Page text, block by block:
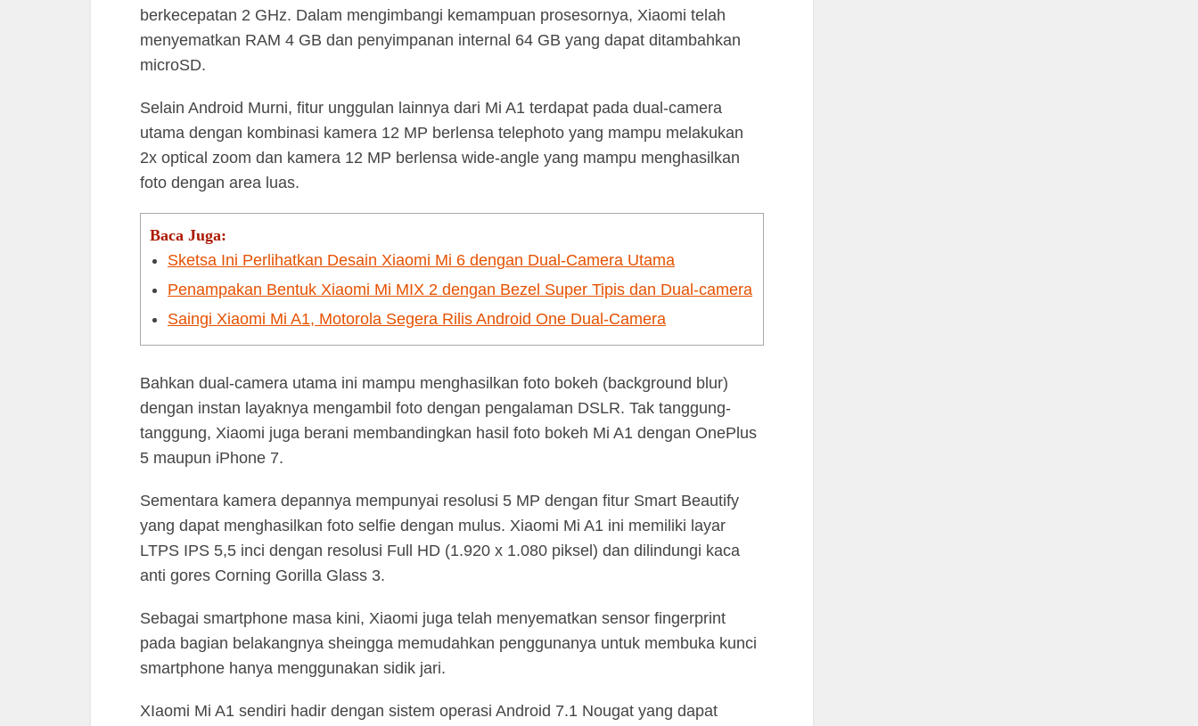
berkecepatan 2 GHz. Dalam mengimbangi kemampuan prosesornya, Xiaomi telah
menyematkan RAM 4 GB dan penyimpanan internal 64 GB yang dapat ditambahkan
microSD.
Selain Android Murni, fitur unggulan lainnya dari Mi A1 terdapat pada dual-camera
utama dengan kombinasi kamera 12 MP berlensa telephoto yang mampu melakukan
2x optical zoom dan kamera 12 MP berlensa wide-angle yang mampu menghasilkan
foto dengan area luas.
Baca Juga:
Sketsa Ini Perlihatkan Desain Xiaomi Mi 6 dengan Dual-Camera Utama
Penampakan Bentuk Xiaomi Mi MIX 2 dengan Bezel Super Tipis dan Dual-camera
Saingi Xiaomi Mi A1, Motorola Segera Rilis Android One Dual-Camera
Bahkan dual-camera utama ini mampu menghasilkan foto bokeh (background blur)
dengan instan layaknya mengambil foto dengan pengalaman DSLR. Tak tanggung-
tanggung, Xiaomi juga berani membandingkan hasil foto bokeh Mi A1 dengan OnePlus
5 maupun iPhone 7.
Sementara kamera depannya mempunyai resolusi 5 MP dengan fitur Smart Beautify
yang dapat menghasilkan foto selfie dengan mulus. Xiaomi Mi A1 ini memiliki layar
LTPS IPS 5,5 inci dengan resolusi Full HD (1.920 x 1.080 piksel) dan dilindungi kaca
anti gores Corning Gorilla Glass 3.
Sebagai smartphone masa kini, Xiaomi juga telah menyematkan sensor fingerprint
pada bagian belakangnya sheingga memudahkan penggunanya untuk membuka kunci
smartphone hanya menggunakan sidik jari.
XIaomi Mi A1 sendiri hadir dengan sistem operasi Android 7.1 Nougat yang dapat